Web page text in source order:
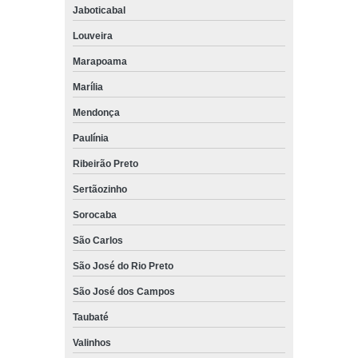
venda de peças para empilhadeira hyster Mauá
quanto custa venda de peças para empilhadeira yale Vargem
Grande Paulista
venda de peças para empilhadeira elétrica still preço Bragança
Paulista
quanto custa venda de peças para empilhadeira hangcha
Santana de Parnaíba
quanto custa venda de peças para empilhadeira hyster Biritiba
venda de peças para empilhadeira paletrans Itaquaquecetuba
Bernardo do Campo
onde encontro venda de peças para empilhadeira still Santa
Jaboticabal
Louveira
Marapoama
Marília
Mendonça
Paulínia
Ribeirão Preto
Sertãozinho
Sorocaba
São Carlos
São José do Rio Preto
São José dos Campos
Taubaté
Valinhos